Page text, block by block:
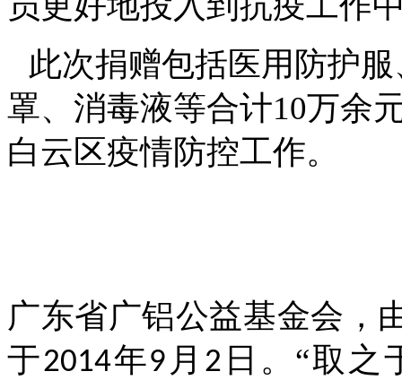
此次捐赠包括医用防护
罩、消毒液等合计10万余
白云区疫情防控工作。
广东省广铝公益基金会，
于2014年9 月 2 日。“取之